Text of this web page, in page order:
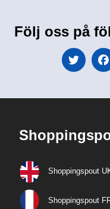
Följ oss på
Shoppingspout
Shoppingspout